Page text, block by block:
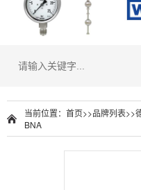
当前位置： 首页>>品牌列表>>
BNA